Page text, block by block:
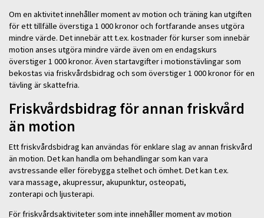
Om en aktivitet innehåller moment av motion och träning kan utgiften
för ett tillfälle överstiga 1 000 kronor och fortfarande anses utgöra
mindre värde. Det innebär att t.ex. kostnader för kurser som innebär
motion anses utgöra mindre värde även om en endagskurs
överstiger 1 000 kronor. Även startavgifter i motionstävlingar som
bekostas via friskvårdsbidrag och som överstiger 1 000 kronor för en
tävling är skattefria.
Friskvårdsbidrag för annan friskvård
än motion
Ett friskvårdsbidrag kan användas för enklare slag av annan friskvård
än motion. Det kan handla om behandlingar som kan vara
avstressande eller förebygga stelhet och ömhet. Det kan t.ex.
vara massage, akupressur, akupunktur, osteopati,
zonterapi och ljusterapi.
För friskvårdsaktiviteter som inte innehåller moment av motion